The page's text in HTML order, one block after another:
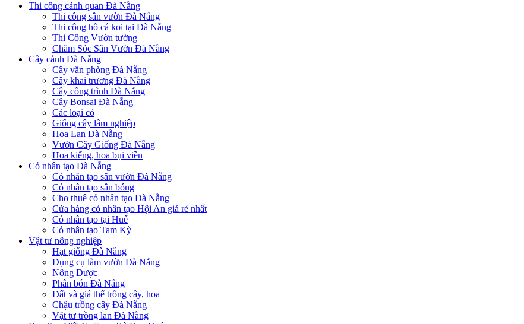
Thi công cảnh quan Đà Nẵng
Thi công sân vườn Đà Nẵng
Thi công hồ cá koi tại Đà Nẵng
Thi Công Vườn tường
Chăm Sóc Sân Vườn Đà Nẵng
Cây cảnh Đà Nẵng
Cây văn phòng Đà Nẵng
Cây khai trương Đà Nẵng
Cây công trình Đà Nẵng
Cây Bonsai Đà Nẵng
Các loại cỏ
Giống cây lâm nghiệp
Hoa Lan Đà Nẵng
Vườn Cây Giống Đà Nẵng
Hoa kiểng, hoa bụi viền
Cỏ nhân tạo Đà Nẵng
Cỏ nhân tạo sân vườn Đà Nẵng
Cỏ nhân tạo sân bóng
Cho thuê cỏ nhân tạo Đà Nẵng
Cửa hàng cỏ nhân tạo Hội An giá rẻ nhất
Cỏ nhân tạo tại Huế
Cỏ nhân tạo Tam Kỳ
Vật tư nông nghiệp
Hạt giống Đà Nẵng
Dụng cụ làm vườn Đà Nẵng
Nông Dược
Phân bón Đà Nẵng
Đất và giá thể trồng cây, hoa
Chậu trồng cây Đà Nẵng
Vật tư trồng lan Đà Nẵng